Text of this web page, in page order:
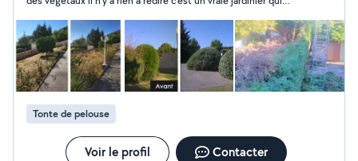
bientot
Tonte de pelouse
Voir le profil Contacter